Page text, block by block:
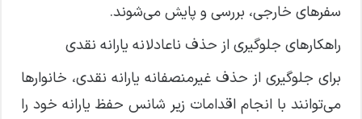
سفر‌های خارجی، بررسی و پایش می‌شوند.
راهکار‌های جلوگیری از حذف ناعادلانه یارانه نقدی
برای جلوگیری از حذف غیرمنصفانه یارانه نقدی، خانوار‌ها
می‌توانند با انجام اقدامات زیر شانس حفظ یارانه خود را